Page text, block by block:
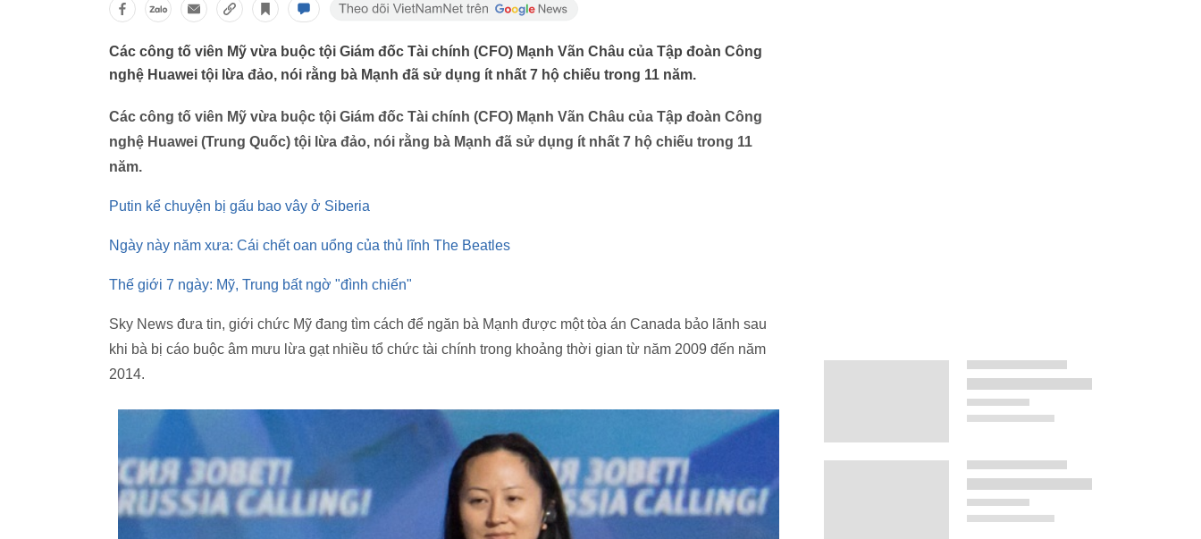
Các công tố viên Mỹ vừa buộc tội Giám đốc Tài chính (CFO) Mạnh Vãn Châu của Tập đoàn Công
nghệ Huawei tội lừa đảo, nói rằng bà Mạnh đã sử dụng ít nhất 7 hộ chiếu trong 11 năm.
Các công tố viên Mỹ vừa buộc tội Giám đốc Tài chính (CFO) Mạnh Vãn Châu của Tập đoàn Công
nghệ Huawei (Trung Quốc) tội lừa đảo, nói rằng bà Mạnh đã sử dụng ít nhất 7 hộ chiếu trong 11
năm.
Putin kể chuyện bị gấu bao vây ở Siberia
Ngày này năm xưa: Cái chết oan uổng của thủ lĩnh The Beatles
Thế giới 7 ngày: Mỹ, Trung bất ngờ "đình chiến"
Sky News đưa tin, giới chức Mỹ đang tìm cách để ngăn bà Mạnh được một tòa án Canada bảo lãnh sau
khi bà bị cáo buộc âm mưu lừa gạt nhiều tổ chức tài chính trong khoảng thời gian từ năm 2009 đến năm
2014.